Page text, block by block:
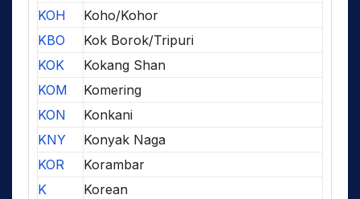
KOH
Koho/Kohor
KBO
Kok Borok/Tripuri
KOK
Kokang Shan
KOM
Komering
KON
Konkani
KNY
Konyak Naga
KOR
Korambar
K
Korean